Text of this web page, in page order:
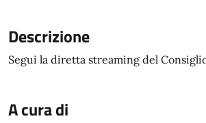
Descrizione
Segui la diretta streaming del
A cura di